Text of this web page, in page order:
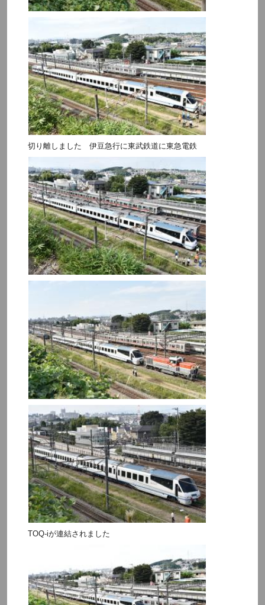
切り離しました 伊豆急行に東武鉄道に東急電鉄
TOQ-iが連結されました